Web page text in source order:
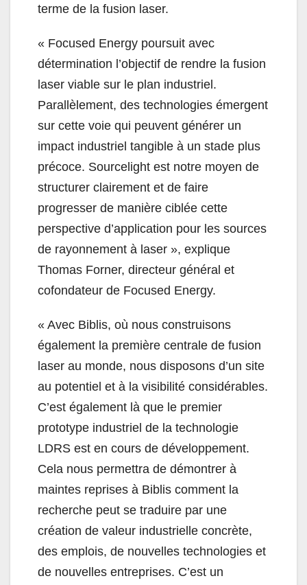
terme de la fusion laser.
« Focused Energy poursuit avec
détermination l’objectif de rendre la fusion
laser viable sur le plan industriel.
Parallèlement, des technologies émergent
sur cette voie qui peuvent générer un
impact industriel tangible à un stade plus
précoce. Sourcelight est notre moyen de
structurer clairement et de faire
progresser de manière ciblée cette
perspective d’application pour les sources
de rayonnement à laser », explique
Thomas Forner, directeur général et
cofondateur de Focused Energy.
« Avec Biblis, où nous construisons
également la première centrale de fusion
laser au monde, nous disposons d’un site
au potentiel et à la visibilité considérables.
C’est également là que le premier
prototype industriel de la technologie
LDRS est en cours de développement.
Cela nous permettra de démontrer à
maintes reprises à Biblis comment la
recherche peut se traduire par une
création de valeur industrielle concrète,
des emplois, de nouvelles technologies et
de nouvelles entreprises. C’est un